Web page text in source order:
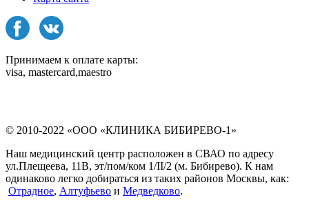
Принимаем к оплате карты:
visa, mastercard,maestro
© 2010-2022 «ООО «КЛИНИКА БИБИРЕВО-1»
Наш медицинский центр расположен в СВАО по адресу
ул.Плещеева, 11В, эт/пом/ком 1/II/2 (м. Бибирево). К нам
одинаково легко добираться из таких районов Москвы, как:
Отрадное, Алтуфьево и Медведково.